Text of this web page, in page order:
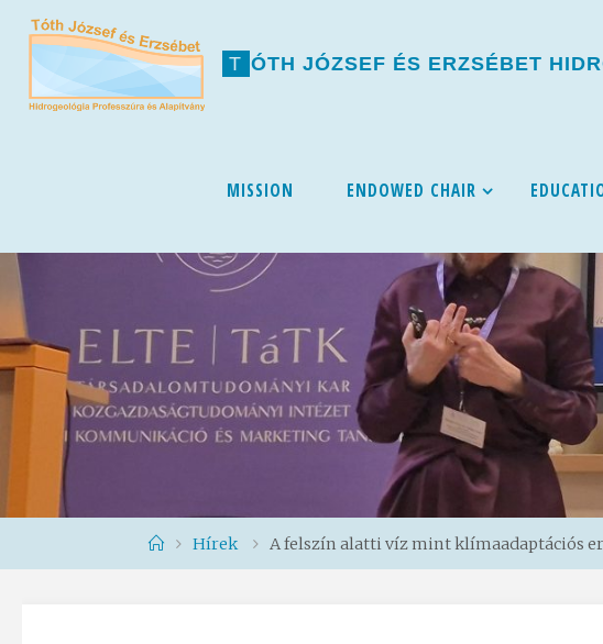
T ÓTH JÓZSEF ÉS ERZSÉBET HIDR
content
MISSION ENDOWED CHAIR
HomeHírek A felszín alatti víz mint klímaadaptációs